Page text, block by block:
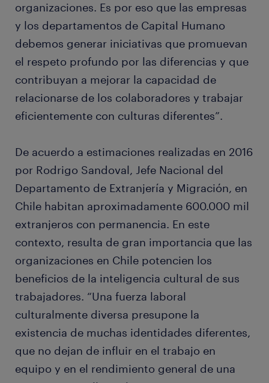
organizaciones. Es por eso que las empresas
y los departamentos de Capital Humano
debemos generar iniciativas que promuevan
el respeto profundo por las diferencias y que
contribuyan a mejorar la capacidad de
relacionarse de los colaboradores y trabajar
eficientemente con culturas diferentes”.
De acuerdo a estimaciones realizadas en 2016
por Rodrigo Sandoval, Jefe Nacional del
Departamento de Extranjería y Migración, en
Chile habitan aproximadamente 600.000 mil
extranjeros con permanencia. En este
contexto, resulta de gran importancia que las
organizaciones en Chile potencien los
beneficios de la inteligencia cultural de sus
trabajadores. “Una fuerza laboral
culturalmente diversa presupone la
existencia de muchas identidades diferentes,
que no dejan de influir en el trabajo en
equipo y en el rendimiento general de una